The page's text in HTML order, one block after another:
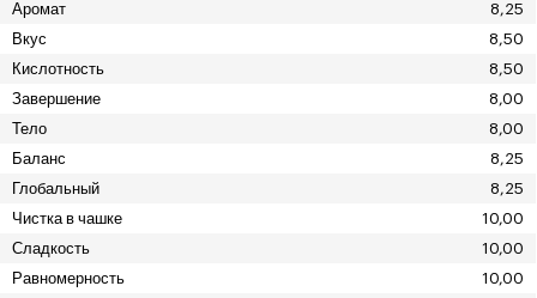
Аромат
8,25
Вкус
8,50
Кислотность
8,50
Завершение
8,00
Тело
8,00
Баланс
8,25
Глобальный
8,25
Чистка в чашке
10,00
Сладкость
10,00
Равномерность
10,00